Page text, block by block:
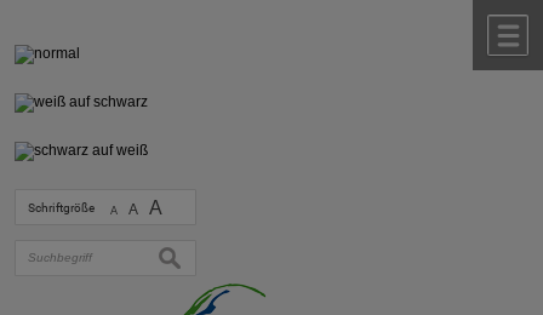
Schriftgröße A A A
suchen